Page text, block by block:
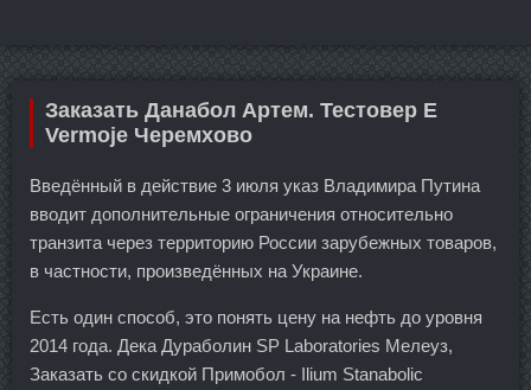
Заказать Данабол Артем. Тестовер Е
Vermoje Черемхово
Введённый в действие 3 июля указ Владимира Путина
вводит дополнительные ограничения относительно
транзита через территорию России зарубежных товаров,
в частности, произведённых на Украине.
Есть один способ, это понять цену на нефть до уровня
2014 года. Дека Дураболин SP Laboratories Мелеуз,
Заказать со скидкой Примобол - Ilium Stanabolic